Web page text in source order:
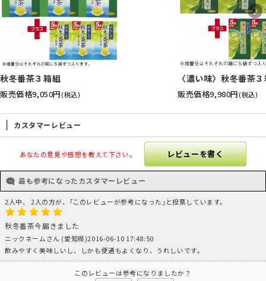
秋冬番茶３箱組
販売価格9,050円(税込)
〈濃い味〉秋冬番茶
販売価格9,980円(税込)
カスタマーレビュー
あなたの意見や感想を教えて下さい。 レビューを書く
最も参考になったカスタマーレビュー
2人中、 2人の方が、｢このレビューが参考になった｣と投票しています。
秋冬番茶今届きました
ニックネームさん (愛知県)2016-06-10 17:48:50
飲みやすく美味しいし、しかも便通もよくなり、うれしいです。
このレビューは参考になりましたか？